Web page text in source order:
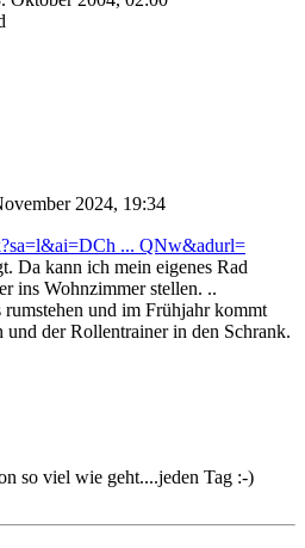
2024, 19:34
... QNw&adurl=
Da kann ich mein eigenes Rad
ins Wohnzimmer stellen. ..
und im Frühjahr kommt
und der Rollentrainer in den Schrank.
so viel wie geht....jeden Tag :-)